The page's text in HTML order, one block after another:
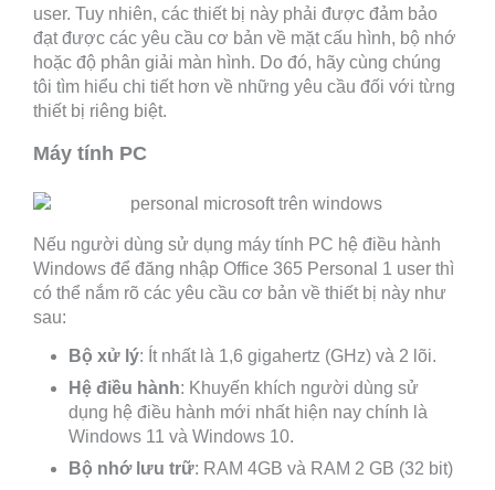
user. Tuy nhiên, các thiết bị này phải được đảm bảo
đạt được các yêu cầu cơ bản về mặt cấu hình, bộ nhớ
hoặc độ phân giải màn hình. Do đó, hãy cùng chúng
tôi tìm hiểu chi tiết hơn về những yêu cầu đối với từng
thiết bị riêng biệt.
Máy tính PC
Nếu người dùng sử dụng máy tính PC hệ điều hành
Windows để đăng nhập Office 365 Personal 1 user thì
có thể nắm rõ các yêu cầu cơ bản về thiết bị này như
sau:
Bộ xử lý: Ít nhất là 1,6 gigahertz (GHz) và 2 lõi.
Hệ điều hành: Khuyến khích người dùng sử
dụng hệ điều hành mới nhất hiện nay chính là
Windows 11 và Windows 10.
Bộ nhớ lưu trữ: RAM 4GB và RAM 2 GB (32 bit)